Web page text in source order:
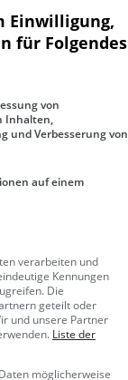
in
Restaura
Asiatisch,
Einwilligung,
für Folgendes
von
Inhalten,
und Verbesserung von
auf einem
verarbeiten und
Kennungen
Die
geteilt oder
und unsere Partner
Liste der
möglicherweise